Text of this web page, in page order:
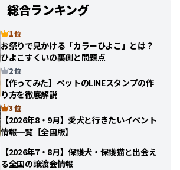
総合ランキング
1 位
お祭りで見かける「カラーひよこ」とは？
ひよこすくいの裏側と問題点
2 位
【作ってみた】ペットのLINEスタンプの作
り方を徹底解説
3 位
【2026年8・9月】愛犬と行きたいイベント
情報一覧【全国版】
【2026年7・8月】保護犬・保護猫と出会え
る全国の譲渡会情報